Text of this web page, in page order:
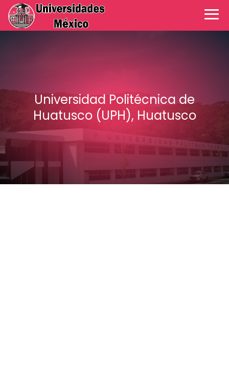
Universidad Politécnica de
Huatusco (UPH), Huatusco